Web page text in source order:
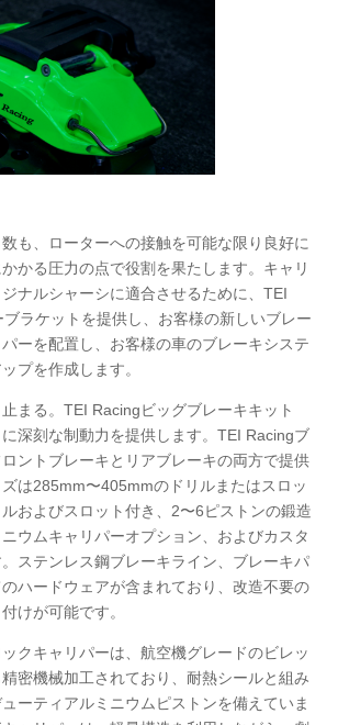
も、ローターへの接触を可能な限り良好に
かる圧力の点で役割を果たします。キャリ
ナルシャーシに適合させるために、TEI
ラケットを提供し、お客様の新しいブレー
ーを配置し、お客様の車のブレーキシステ
プを作成します。
まる。TEI Racingビッグブレーキキット
深刻な制動力を提供します。TEI Racingブ
ントブレーキとリアブレーキの両方で提供
は285mm〜405mmのドリルまたはスロッ
およびスロット付き、2〜6ピストンの鍛造
ウムキャリパーオプション、およびカスタ
ステンレス鋼ブレーキライン、ブレーキパ
ハードウェアが含まれており、改造不要の
けが可能です。
クキャリパーは、航空機グレードのビレッ
密機械加工されており、耐熱シールと組み
ーティアルミニウムピストンを備えていま